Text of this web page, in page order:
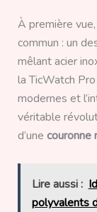
À première
commun : un
mêlant acier
la TicWatch
modernes et
véritable
d’une couronne
Lire aussi :
polyvalents